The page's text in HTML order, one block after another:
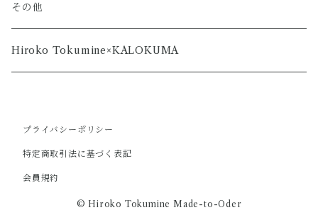
その他
Hiroko Tokumine×KALOKUMA
プライバシーポリシー
特定商取引法に基づく表記
会員規約
© Hiroko Tokumine Made-to-Oder